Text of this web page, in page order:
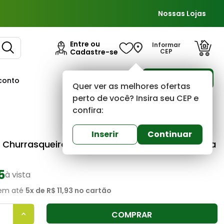
Nossas Lojas
Entre ou
Cadastre-se
Informar
CEP
Quer ver as melhores ofertas
perto de você? Insira seu CEP e
confira:
Inserir Continuar
Bratific 0 (0)
30x30x25cm Pré-moldado Telha
à vista
até 5x de R$ 11,93 no cartão
COMPRAR